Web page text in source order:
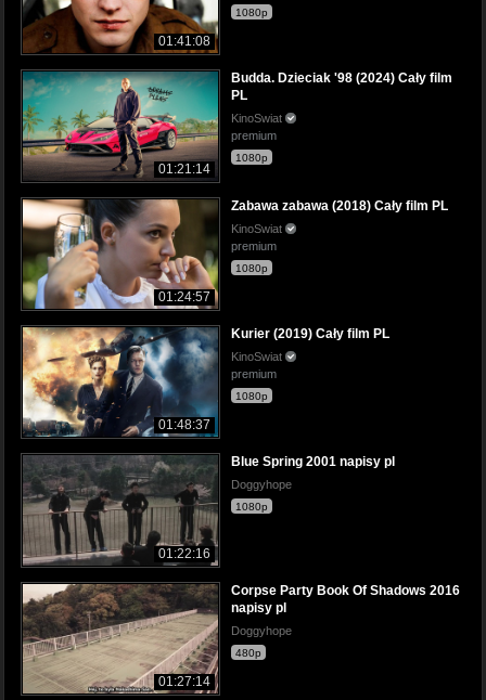
01:41:08
1080p
01:21:14
Budda. Dzieciak '98 (2024) Cały film
PL
KinoSwiat
premium
1080p
01:24:57
Zabawa zabawa (2018) Cały film PL
KinoSwiat
premium
1080p
01:48:37
Kurier (2019) Cały film PL
KinoSwiat
premium
1080p
01:22:16
Blue Spring 2001 napisy pl
Doggyhope
1080p
01:27:14
Corpse Party Book Of Shadows 2016
napisy pl
Doggyhope
480p